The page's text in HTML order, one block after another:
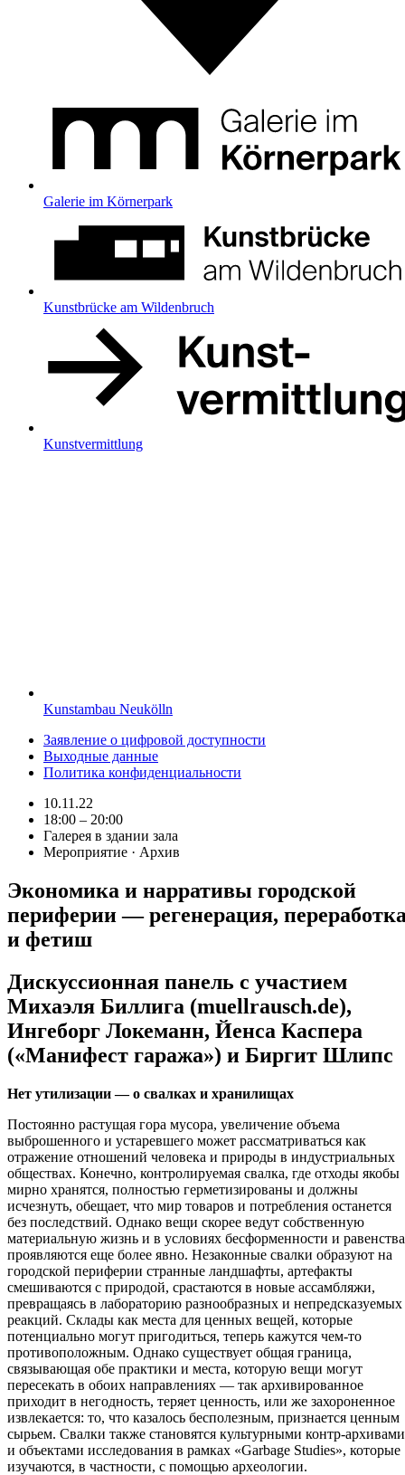
Galerie im Körnerpark
Kunstbrücke am Wildenbruch
Kunstvermittlung
Kunstambau Neukölln
Заявление о цифровой доступности
Выходные данные
Политика конфиденциальности
10.11.22
18:00 – 20:00
Галерея в здании зала
Мероприятие · Архив
Экономика и нарративы городской
периферии — регенерация,
и фетиш
Дискуссионная панель с участием
Михаэля Биллига (muellrausch.de),
Ингеборг Локеманн, Йенса Каспера
(«Манифест гаража») и Биргит Шлипс
Нет утилизации — о свалках и хранилищах
Постоянно растущая гора мусора, увеличение объема
выброшенного и устаревшего может рассматриваться как
отражение отношений человека и природы в индустриальных
обществах. Конечно, контролируемая свалка, где отходы якобы
мирно хранятся, полностью герметизированы и должны
исчезнуть, обещает, что мир товаров и потребления останется
без последствий. Однако вещи скорее ведут собственную
материальную жизнь и в условиях бесформенности и равенства
проявляются еще более явно. Незаконные свалки образуют на
городской периферии странные ландшафты, артефакты
смешиваются с природой, срастаются в новые ассамбляжи,
превращаясь в лабораторию разнообразных и непредсказуемых
реакций. Склады как места для ценных вещей, которые
потенциально могут пригодиться, теперь кажутся чем-то
противоположным. Однако существует общая граница,
связывающая обе практики и места, которую вещи могут
пересекать в обоих направлениях — так архивированное
приходит в негодность, теряет ценность, или же захороненное
извлекается: то, что казалось бесполезным, признается ценным
сырьем. Свалки также становятся культурными контр-архивами
и объектами исследования в рамках «Garbage Studies», которые
изучаются, в частности, с помощью археологии.